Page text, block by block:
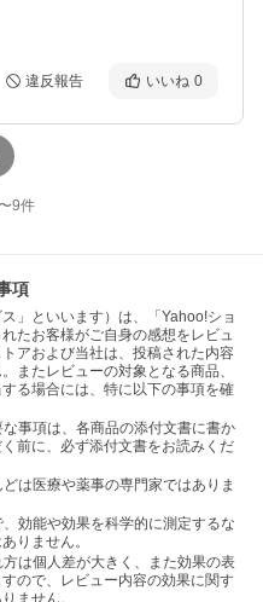
違反報告 いいね 0
〜9件
項
」といいます）は、「Yahoo!ショ
たお客様がご自身の感想をレビュ
アおよび当社は、投稿された内容
またレビューの対象となる商品、
る場合には、特に以下の事項を確
事項は、各商品の添付文書に書か
前に、必ず添付文書をお読みくだ
は医療や薬事の専門家ではありま
効能や効果を科学的に測定するな
りません。
は個人差が大きく、また効果の表
ので、レビュー内容の効果に関す
ません。